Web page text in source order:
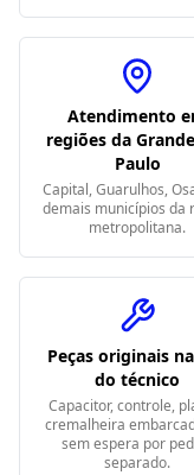
Atendimento
regiões da
Paulo
Capital, Guarulhos,
demais municípios da
metropolitana.
Peças originais
do técnico
Capacitor, controle,
cremalheira
sem espera por
separado.